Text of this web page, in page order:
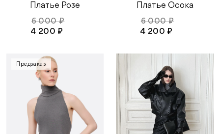
Платье Розе
6 000 ₽
4 200 ₽
Платье Осока
6 000 ₽
4 200 ₽
Предзаказ